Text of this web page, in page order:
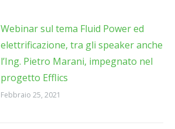
Webinar sul tema Fluid Power ed
elettrificazione, tra gli speaker anche
l’Ing. Pietro Marani, impegnato nel
progetto Efflics
Febbraio 25, 2021